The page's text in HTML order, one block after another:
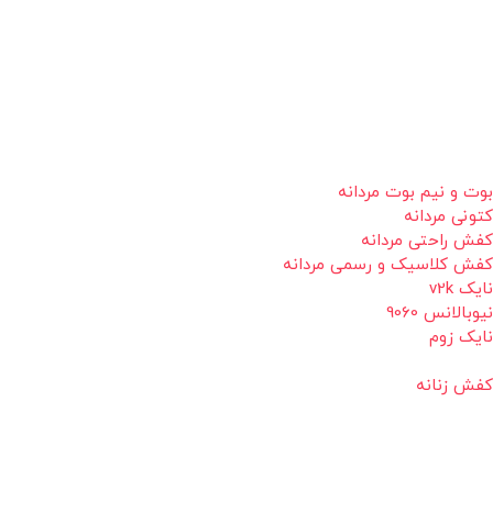
بوت و نیم بوت مردانه
کتونی مردانه
کفش راحتی مردانه
کفش کلاسیک و رسمی مردانه
نایک v2k
نیوبالانس 9060
نایک زوم
کفش زنانه